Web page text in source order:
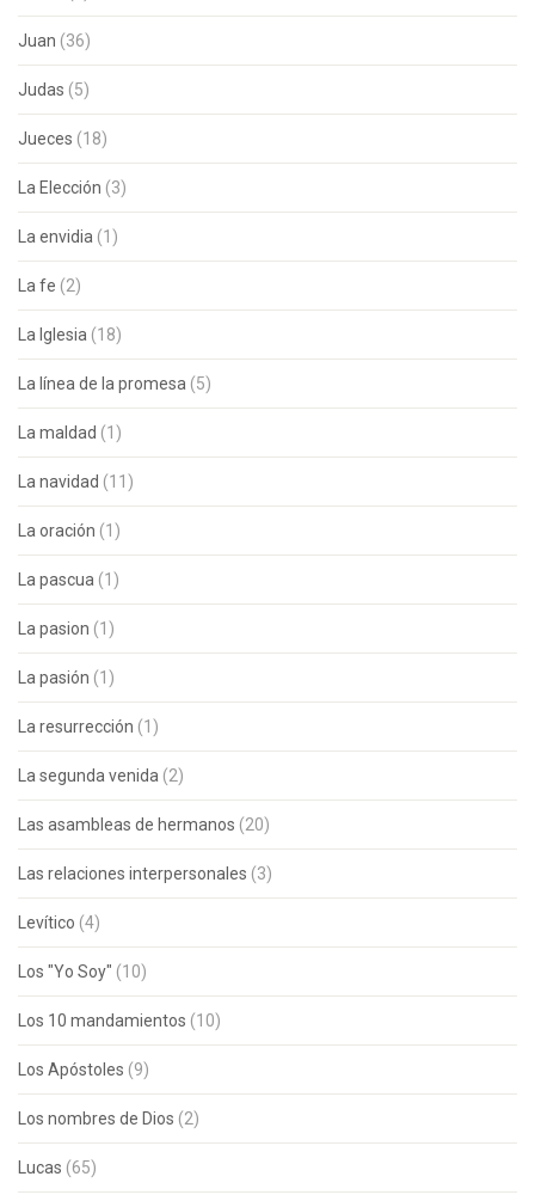
Juan (36)
Judas (5)
Jueces (18)
La Elección (3)
La envidia (1)
La fe (2)
La Iglesia (18)
La línea de la promesa (5)
La maldad (1)
La navidad (11)
La oración (1)
La pascua (1)
La pasion (1)
La pasión (1)
La resurrección (1)
La segunda venida (2)
Las asambleas de hermanos (20)
Las relaciones interpersonales (3)
Levítico (4)
Los "Yo Soy" (10)
Los 10 mandamientos (10)
Los Apóstoles (9)
Los nombres de Dios (2)
Lucas (65)